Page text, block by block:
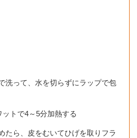
洗って、水を切らずにラップで包
トで4～5分加熱する
たら、皮をむいてひげを取りフラ